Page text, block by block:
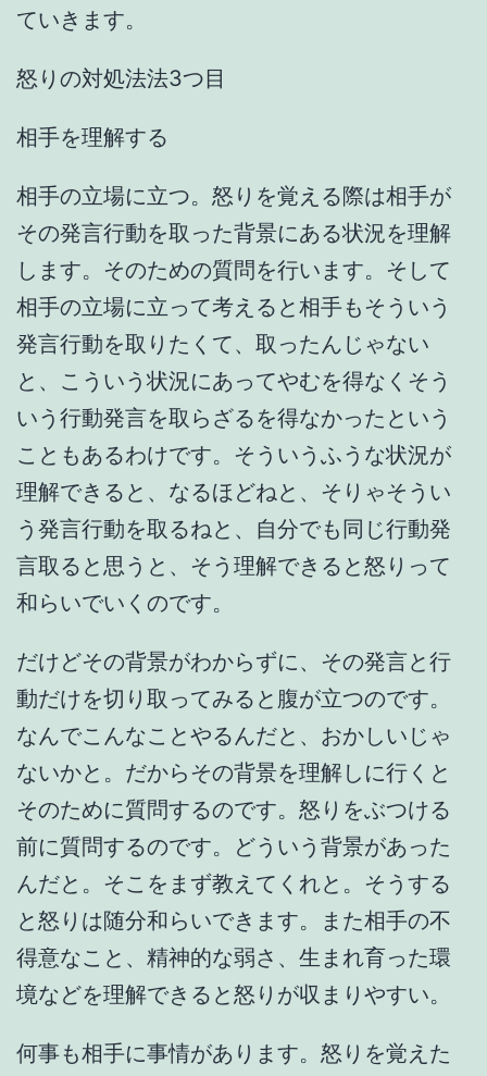
ていきます。
怒りの対処法法3つ目
相手を理解する
相手の立場に立つ。怒りを覚える際は相手が
その発言行動を取った背景にある状況を理解
します。そのための質問を行います。そして
相手の立場に立って考えると相手もそういう
発言行動を取りたくて、取ったんじゃない
と、こういう状況にあってやむを得なくそう
いう行動発言を取らざるを得なかったという
こともあるわけです。そういうふうな状況が
理解できると、なるほどねと、そりゃそうい
う発言行動を取るねと、自分でも同じ行動発
言取ると思うと、そう理解できると怒りって
和らいでいくのです。
だけどその背景がわからずに、その発言と行
動だけを切り取ってみると腹が立つのです。
なんでこんなことやるんだと、おかしいじゃ
ないかと。だからその背景を理解しに行くと
そのために質問するのです。怒りをぶつける
前に質問するのです。どういう背景があった
んだと。そこをまず教えてくれと。そうする
と怒りは随分和らいできます。また相手の不
得意なこと、精神的な弱さ、生まれ育った環
境などを理解できると怒りが収まりやすい。
何事も相手に事情があります。怒りを覚えた